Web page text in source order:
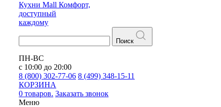
Кухни Mall Комфорт,
доступный
каждому
Поиск
ПН-ВС
с 10:00 до 20:00
8 (800) 302-77-06 8 (499) 348-15-11
КОРЗИНА
0 товаров. Заказать звонок
Меню